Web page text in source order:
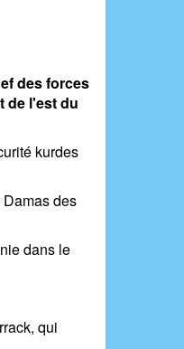
des forces
de l'est du
kurdes
des
dans le
qui